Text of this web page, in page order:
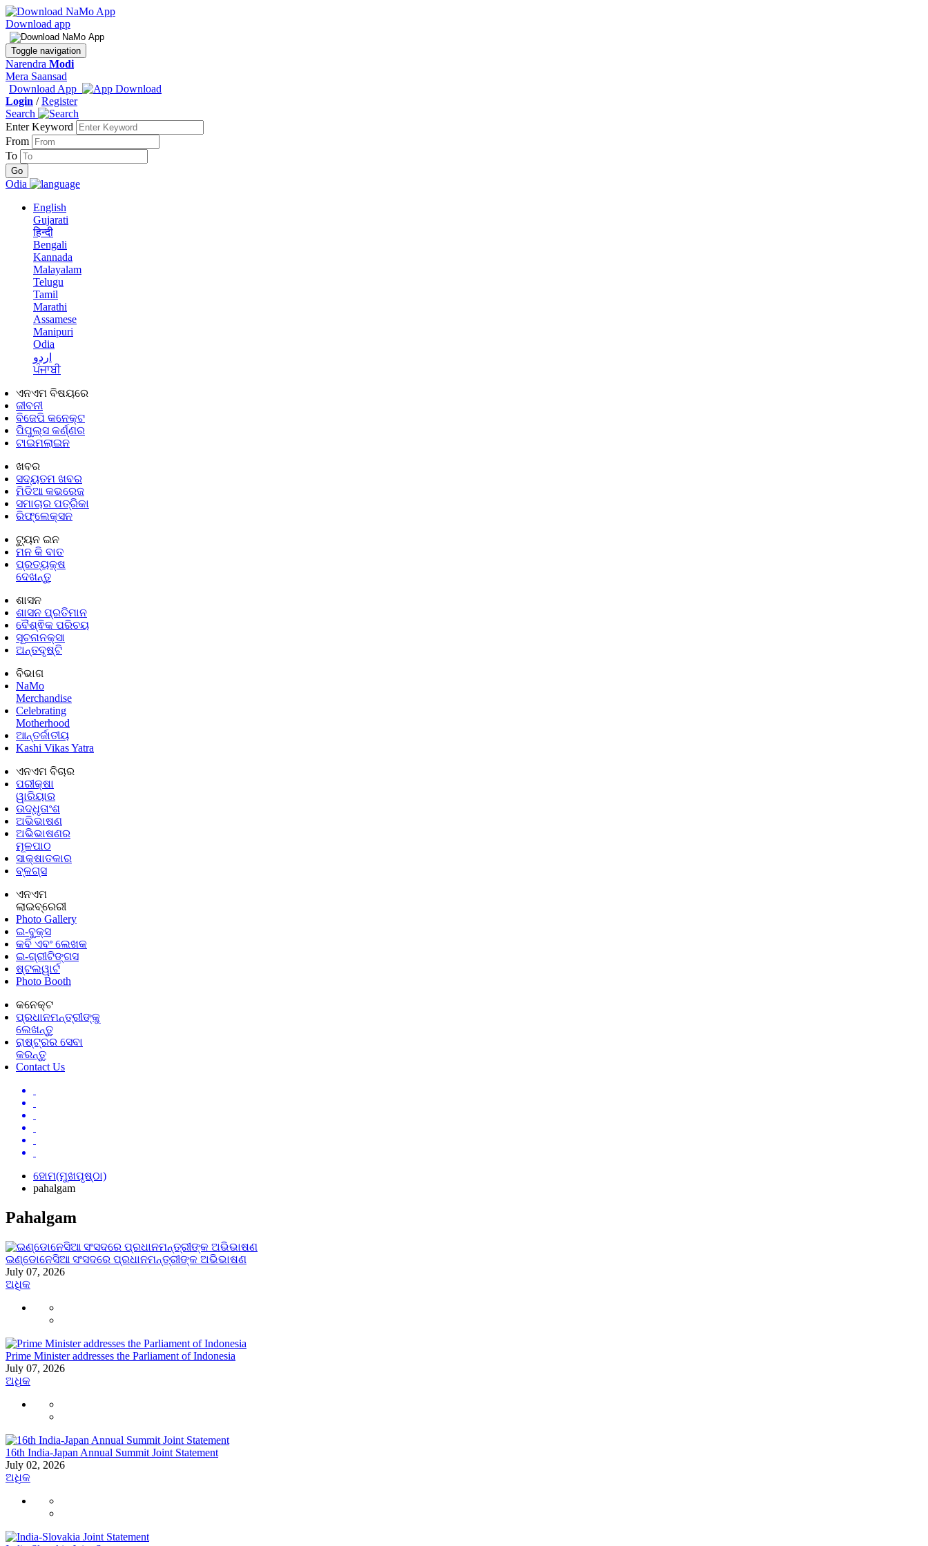
Download app
Toggle navigation
Narendra Modi
Mera Saansad
Download App
Login /Register
Search
Enter Keyword
From
To
Odia
English
Gujarati
हिन्दी
Bengali
Kannada
Malayalam
Telugu
Tamil
Marathi
Assamese
Manipuri
Odia
اردو
ਪੰਜਾਬੀ
ଏନଏମ ବିଷୟରେ
ଜୀବନୀ
ବିଜେପି କନେକ୍ଟ
ପିପୁଲ୍ସ କର୍ଣ୍ଣର
ଟାଇମଲାଇନ
ଖବର
ସଦ୍ୟତମ ଖବର
ମିଡିଆ କଭରେଜ
ସମାଚାର ପତ୍ରିକା
ରିଫ୍ଲେକ୍ସନ
ଟ୍ୟୁନ ଇନ
ମନ କି ବାତ
ପ୍ରତ୍ୟକ୍ଷ
ଦେଖନ୍ତୁ
ଶାସନ
ଶାସନ ପ୍ରତିମାନ
ବୈଶ୍ଵିକ ପରିଚୟ
ସୂଚନାନକ୍ସା
ଅନ୍ତଦୃଷ୍ଟି
ବିଭାଗ
NaMo
Merchandise
Celebrating
Motherhood
ଆନ୍ତର୍ଜାତୀୟ
Kashi Vikas Yatra
ଏନଏମ ବିଚାର
ପରୀକ୍ଷା
ୱାରିୟାର
ଉଦ୍ଧୃତାଂଶ
ଅଭିଭାଷଣ
ଅଭିଭାଷଣର
ମୂଳପାଠ
ସାକ୍ଷାତକାର
ବ୍ଳଗ୍ସ
ଏନଏମ
ଲାଇବ୍ରେରୀ
Photo Gallery
ଇ-ବୁକ୍ସ
କବି ଏବଂ ଲେଖକ
ଇ-ଗ୍ରୀଟିଙ୍ଗସ
ଷ୍ଟଲୱାର୍ଟ
Photo Booth
କନେକ୍ଟ
ପ୍ରଧାନମନ୍ତ୍ରୀଙ୍କୁ
ଲେଖନ୍ତୁ
ରାଷ୍ଟ୍ରର ସେବା
କରନ୍ତୁ
Contact Us
ହୋମ(ମୁଖପୃଷ୍ଠା)
pahalgam
Pahalgam
ଇଣ୍ଡୋନେସିଆ ସଂସଦରେ ପ୍ରଧାନମନ୍ତ୍ରୀଙ୍କ ଅଭିଭାଷଣ
July 07, 2026
ଅଧିକ
Prime Minister addresses the Parliament of Indonesia
July 07, 2026
ଅଧିକ
16th India-Japan Annual Summit Joint Statement
July 02, 2026
ଅଧିକ